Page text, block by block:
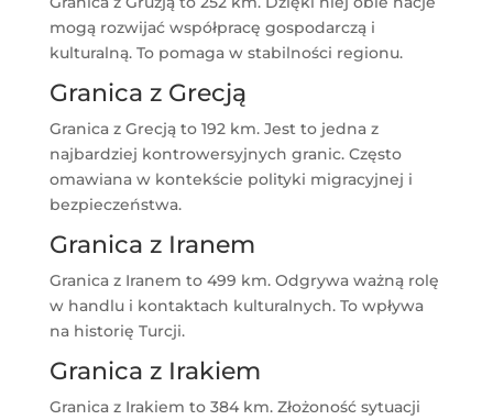
mogą rozwijać współpracę gospodarczą i
kulturalną. To pomaga w stabilności regionu.
Granica z Grecją
Granica z Grecją to 192 km. Jest to jedna z
najbardziej kontrowersyjnych granic. Często
omawiana w kontekście polityki migracyjnej i
bezpieczeństwa.
Granica z Iranem
Granica z Iranem to 499 km. Odgrywa ważną rolę
w handlu i kontaktach kulturalnych. To wpływa
na historię Turcji.
Granica z Irakiem
Granica z Irakiem to 384 km. Złożoność sytuacji